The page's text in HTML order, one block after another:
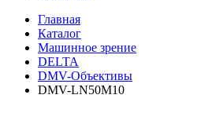
Главная
Каталог
Машинное зрение
DELTA
DMV-Объективы
DMV-LN50M10